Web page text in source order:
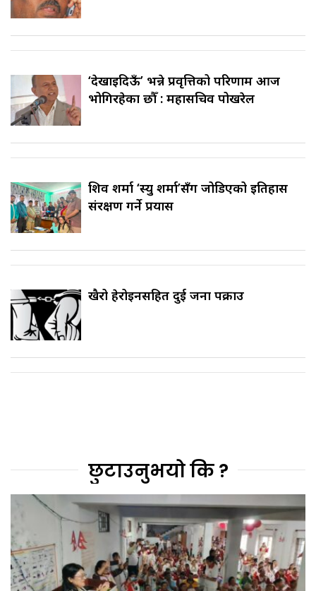
‘देखाइदिऊँ’ भन्ने प्रवृत्तिको परिणाम आज
भोगिरहेका छौँ : महासचिव पोखरेल
शिव शर्मा ‘स्यु शर्मा’सँग जोडिएको इतिहास
संरक्षण गर्ने प्रयास
खैरो हेरोइनसहित दुई जना पक्राउ
छुटाउनुभयो कि ?